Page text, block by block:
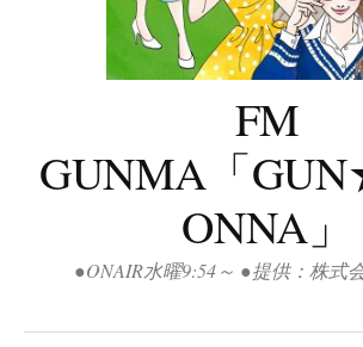
FM
GUNMA「
ONNA」
●ONAIR水曜9:54～ ●提供：株式